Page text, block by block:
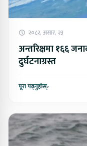
२०८२, असार, २३
अन्तरिक्षमा १६६
दुर्घटनाग्रस्त
पूरा पढ्नुहोस्›